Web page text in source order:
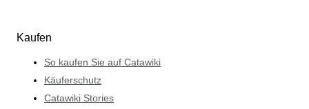
Kaufen
So kaufen Sie auf Catawiki
Käuferschutz
Catawiki Stories